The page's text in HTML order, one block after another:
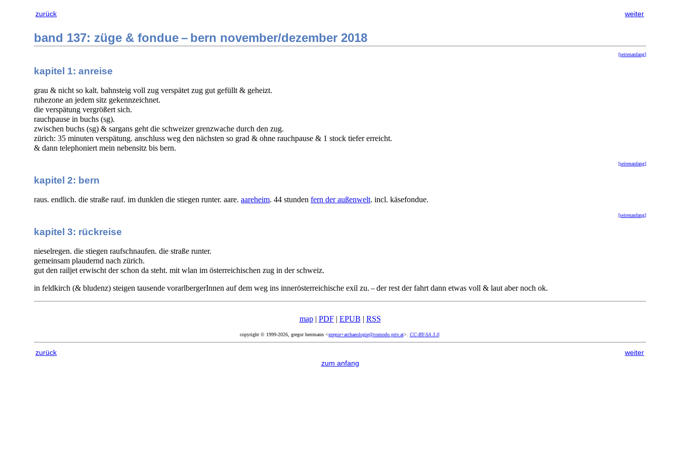
zurück weiter
band 137: züge & fondue – bern november/dezember 2018
[seitenanfang]
kapitel 1: anreise
grau & nicht so kalt. bahnsteig voll zug verspätet zug gut gefüllt & geheizt.
ruhezone an jedem sitz gekennzeichnet.
die verspätung vergrößert sich.
rauchpause in buchs (sg).
zwischen buchs (sg) & sargans geht die schweizer grenzwache durch den zug.
zürich: 35 minuten verspätung. anschluss weg den nächsten so grad & ohne rauchpause & 1 stock tiefer erreicht.
& dann telephoniert mein nebensitz bis bern.
[seitenanfang]
kapitel 2: bern
raus. endlich. die straße rauf. im dunklen die stiegen runter. aare.aareheim. 44 stundenfern der außenwelt. incl. käsefondue.
[seitenanfang]
kapitel 3: rückreise
nieselregen. die stiegen raufschnaufen. die straße runter.
gemeinsam plaudernd nach zürich.
gut den railjet erwischt der schon da steht. mit wlan im österreichischen zug in der schweiz.
in feldkirch (& bludenz) steigen tausende vorarlbergerInnen auf dem weg ins innerösterreichische exil zu. – der rest der fahrt dann etwas voll & laut aber noch ok.
map| PDF| EPUB | RSS
copyright © 1999-2026, gregor herrmann <gregor+archaeologie@comodo.priv.at>. CC-BY-SA 3.0.
zurück
weiter
zum anfang